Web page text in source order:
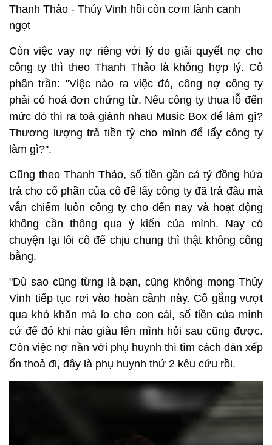
Thanh Thảo - Thúy Vinh hồi còn cơm lành canh
ngọt
Còn việc vay nợ riêng với lý do giải quyết nợ cho
công ty thì theo Thanh Thảo là không hợp lý. Cô
phân trần: "Việc nào ra việc đó, công nợ công ty
phải có hoá đơn chứng từ. Nếu công ty thua lỗ đến
mức đó thì ra toà giành nhau Music Box để làm gì?
Thương lượng trả tiền tỷ cho mình để lấy công ty
làm gì?''.
Cũng theo Thanh Thảo, số tiền gần cả tỷ đồng hứa
trả cho cổ phần của cô để lấy công ty đã trả đâu mà
vẫn chiếm luôn công ty cho đến nay và hoạt động
không cần thông qua ý kiến của mình. Nay có
chuyện lại lôi cô để chịu chung thì thật không công
bằng.
"Dù sao cũng từng là bạn, cũng không mong Thúy
Vinh tiếp tục rơi vào hoàn cảnh này. Cố gắng vượt
qua khó khăn mà lo cho con cái, số tiền của mình
cứ để đó khi nào giàu lên mình hỏi sau cũng được.
Còn việc nợ nần với phụ huynh thì tìm cách dàn xếp
ổn thoả đi, đây là phụ huynh thứ 2 kêu cứu rồi.